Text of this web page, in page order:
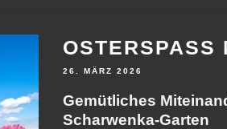
OSTERSPASS
26. MÄRZ 2026
Gemütliches
Scharwenka-Garten